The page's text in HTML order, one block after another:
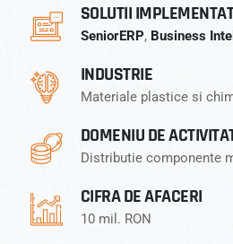
SOLUTII
SeniorERP, Business
INDUSTRIE
Materiale plastice si
DOMENIU DE
Distributie componente
CIFRA DE AFACERI
10 mil. RON